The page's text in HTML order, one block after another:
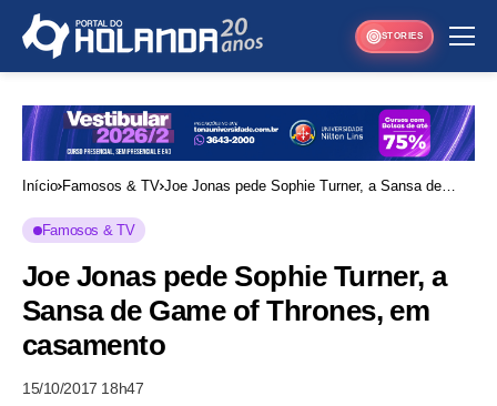
STORIES
Início Famosos & TV Joe Jonas pede Sophie Turner, a Sansa de
Famosos & TV
Joe Jonas pede Sophie Turner, a
Sansa de Game of Thrones, em
casamento
15/10/2017 18h47